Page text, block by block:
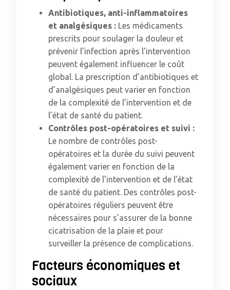
Antibiotiques, anti-inflammatoires
et analgésiques : Les médicaments
prescrits pour soulager la douleur et
prévenir l’infection après l’intervention
peuvent également influencer le coût
global. La prescription d’antibiotiques et
d’analgésiques peut varier en fonction
de la complexité de l’intervention et de
l’état de santé du patient.
Contrôles post-opératoires et suivi :
Le nombre de contrôles post-
opératoires et la durée du suivi peuvent
également varier en fonction de la
complexité de l’intervention et de l’état
de santé du patient. Des contrôles post-
opératoires réguliers peuvent être
nécessaires pour s’assurer de la bonne
cicatrisation de la plaie et pour
surveiller la présence de complications.
Facteurs économiques et
sociaux